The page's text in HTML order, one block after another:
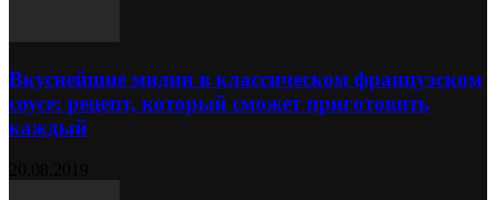
Вкуснейшие мидии в классическом французском
соусе: рецепт, который сможет приготовить
каждый